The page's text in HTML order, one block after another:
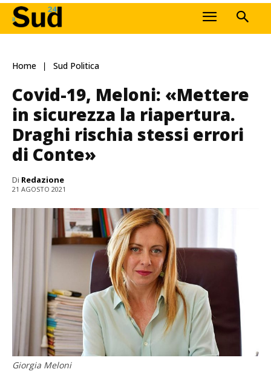
Home Sud Politica
Covid-19, Meloni: «Mettere
in sicurezza la riapertura.
Draghi rischia stessi errori
di Conte»
Di Redazione
21 AGOSTO 2021
Giorgia Meloni